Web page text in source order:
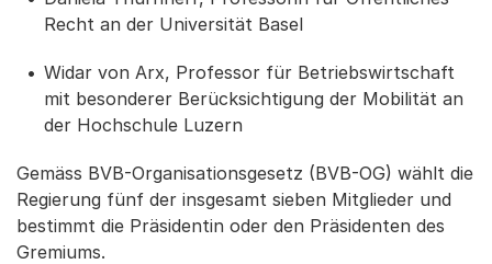
Recht an der Universität Basel
Widar von Arx, Professor für Betriebswirtschaft
mit besonderer Berücksichtigung der Mobilität an
der Hochschule Luzern
Gemäss BVB-Organisationsgesetz (BVB-OG) wählt die
Regierung fünf der insgesamt sieben Mitglieder und
bestimmt die Präsidentin oder den Präsidenten des
Gremiums.